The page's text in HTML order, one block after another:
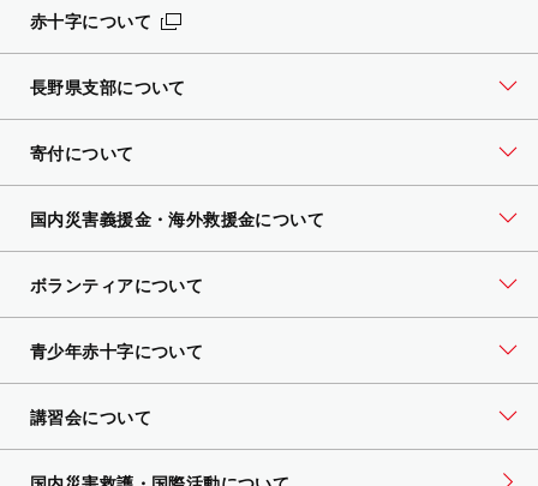
赤十字について
長野県支部について
寄付について
国内災害義援金・海外救援金について
ボランティアについて
青少年赤十字について
講習会について